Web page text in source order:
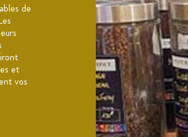
de
et
vos